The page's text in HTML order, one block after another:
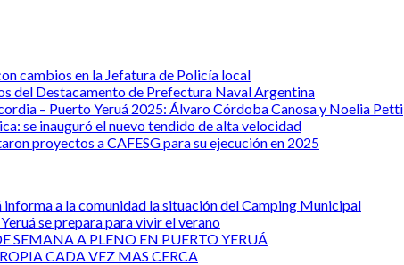
cambios en la Jefatura de Policía local
del Destacamento de Prefectura Naval Argentina
– Puerto Yeruá 2025: Álvaro Córdoba Canosa y Noelia Petti
se inauguró el nuevo tendido de alta velocidad
proyectos a CAFESG para su ejecución en 2025
informa a la comunidad la situación del Camping Municipal
se prepara para vivir el verano
SEMANA A PLENO EN PUERTO YERUÁ
CADA VEZ MAS CERCA